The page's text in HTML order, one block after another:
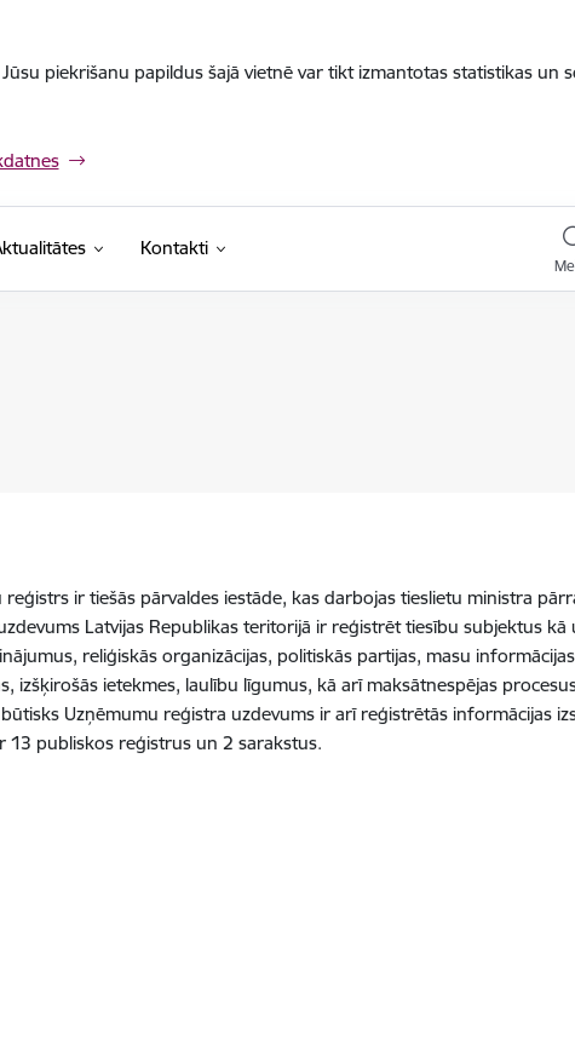
piekrišanu papildus šajā vietnē var tikt izmantotas statistikas un
Kontakti
reģistrs ir tiešās pārvaldes iestāde, kas darbojas tieslietu ministra
Latvijas Republikas teritorijā ir reģistrēt tiesību subjektus kā
reliģiskās organizācijas, politiskās partijas, masu
izšķirošās ietekmes, laulību līgumus, kā arī maksātnespējas
Uzņēmumu reģistra uzdevums ir arī reģistrētās informācijas
13 publiskos reģistrus un 2 sarakstus.